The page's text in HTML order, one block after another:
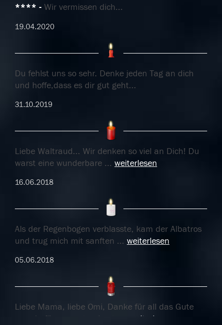
**** Wir vermissen dich...
19.04.2020
Du fehlst uns so sehr. Denke jeden Tag an dich
und hoffe,dass es dir gut geht...
31.10.2019
Liebe Waltraud... Wir denken so viel an Dich! Du
warst eine wunderbare ... weiterlesen
16.06.2018
Als der Regenbogen verblasste, kam der Albatros
und trug mich mit sanften ... weiterlesen
05.06.2018
Liebe Mama, liebe Omi, Danke für all das Gute
was du für uns getan hast.
weiterlesen